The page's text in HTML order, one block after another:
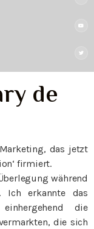
de
das jetzt
firmiert.
während
Ich erkannte das
die
die sich